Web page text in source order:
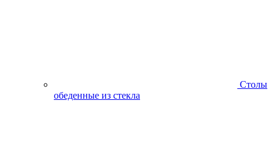
Столы
обеденные из стекла